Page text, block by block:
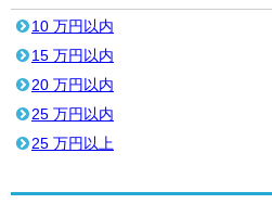
10 万円以内
15 万円以内
20 万円以内
25 万円以内
25 万円以上